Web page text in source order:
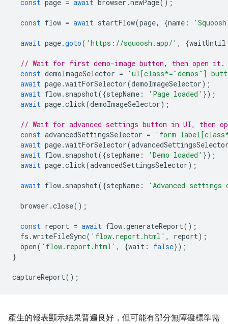
const page = await browser .newPage();
const flow = await startFlow(page, {name :
await page.goto( 'https://squoosh.app/' , {waitUntil
// Wait for first demo-image button, then open it.
const demoImageSelector =
'ul[class*="demos"]
await page.waitForSelector(demoImageSelector);
await flow. snapshot({stepName : 'Page loaded' });
await page.click(demoImageSelector);
// Wait for advanced settings button in UI, then
const advancedSettingsSelector =
'form
await page.waitForSelector(
await flow. snapshot({stepName : 'Demo loaded' });
await page.click(advancedSettingsSelector);
await flow. snapshot({stepName : 'Advanced settings
browser .close();
const report = await flow.generateReport();
fs .writeFileSync( 'flow.report.html' , report);
open( 'flow.report.html' , {wait : false});
}
captureReport();
產生的報表顯示結果普遍良好，但可能有部分無障礙標準需